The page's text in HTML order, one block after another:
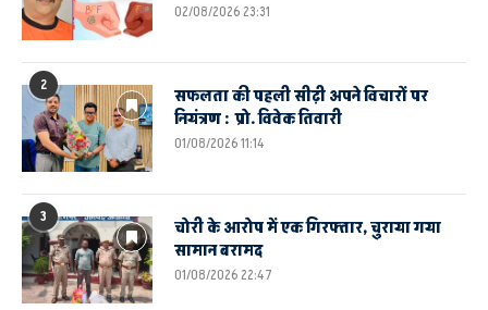
02/08/2026 23:31
2
सफलता की पहली सीढ़ी अपने विचारों पर
नियंत्रण : प्रो. विवेक तिवारी
01/08/2026 11:14
3
चोरी के आरोप में एक गिरफ्तार, चुराया गया
सामान बरामद
01/08/2026 22:47